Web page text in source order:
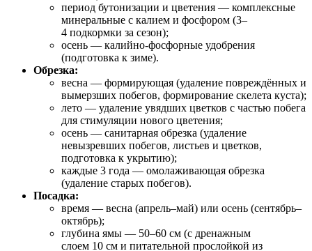
период бутонизации и цветения — комплексные
минеральные с калием и фосфором (3–
4 подкормки за сезон);
осень — калийно‑фосфорные удобрения
(подготовка к зиме).
Обрезка:
весна — формирующая (удаление повреждённых и
вымерзших побегов, формирование скелета куста);
лето — удаление увядших цветков с частью побега
для стимуляции нового цветения;
осень — санитарная обрезка (удаление
невызревших побегов, листьев и цветков,
подготовка к укрытию);
каждые 3 года — омолаживающая обрезка
(удаление старых побегов).
Посадка:
время — весна (апрель–май) или осень (сентябрь–
октябрь);
глубина ямы — 50–60 см (с дренажным
слоем 10 см и питательной прослойкой из